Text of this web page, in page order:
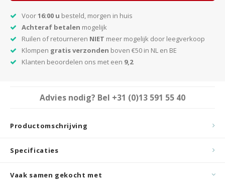
Voor16:00 u besteld, morgen in huis
Achteraf betalen mogelijk
Ruilen of retourneren NIET meer mogelijk door leegverkoop
Klompen gratis verzonden boven €50 in NL en BE
Klanten beoordelen ons met een 9,2
Advies nodig? Bel +31 (0)13 591 55 40
Productomschrijving
Specificaties
Vaak samen gekocht met